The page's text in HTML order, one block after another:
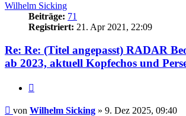
Wilhelm Sicking
Beiträge: 71
Registriert: 21. Apr 2021, 22:09
Re: Re: (Titel angepasst) RADAR
ab 2023, aktuell Kopfechos und
Beitrag
von Wilhelm Sicking » 9. Dez 2025, 09:40